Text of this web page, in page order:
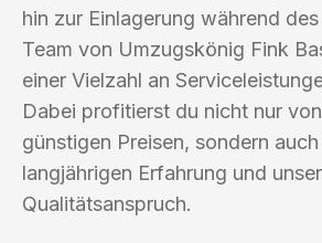
hin zur Einlagerung während
Team von Umzugskönig Fink
einer Vielzahl an
Dabei profitierst du nicht nur
günstigen Preisen, sondern
langjährigen Erfahrung und
Qualitätsanspruch.